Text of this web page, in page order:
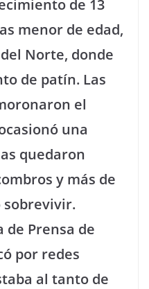
de 13
menor de edad,
Norte, donde
de patín. Las
el
una
quedaron
y más de
sobrevivir.
de Prensa de
por redes
al tanto de